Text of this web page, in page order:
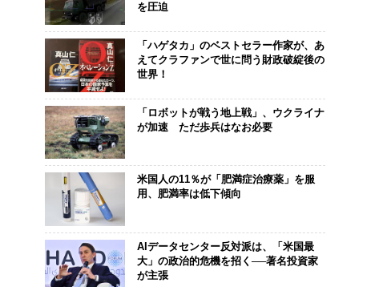
を圧迫
「ハゲタカ」のベストセラー作家が、あ
えてクラファンで世に問う財政破綻後の
世界！
「ロボットが戦う地上戦」、ウクライナ
が加速 ただ歩兵はなお必要
米国人の11％が「肥満症治療薬」を服
用、肥満率は低下傾向
AIデータセンター反対派は、「米国最
大」の政治的危機を招く──著名投資家
が主張